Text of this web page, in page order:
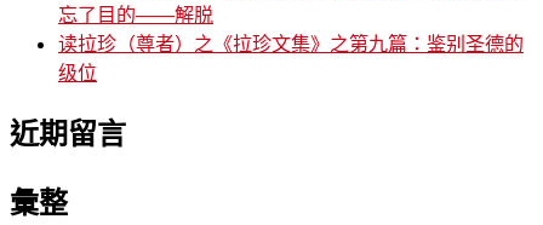
忘了目的——解脱
读拉珍（尊者）之《拉珍文集》之第九篇：鉴别圣德的
级位
近期留言
彙整